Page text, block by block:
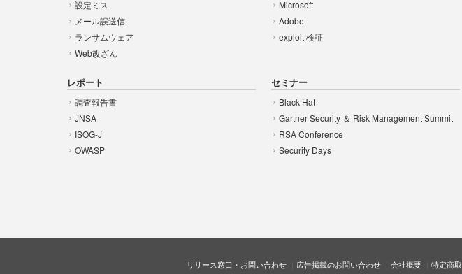
設定ミス
メール誤送信
ランサムウェア
Web改ざん
Microsoft
Adobe
exploit 検証
レポート
調査報告書
JNSA
ISOG-J
OWASP
セミナー
Black Hat
Gartner Security ＆ Risk Management Summit
RSA Conference
Security Days
リリース窓口・お問い合わせ 広告掲載のお問い合わせ 会社概要 特定商